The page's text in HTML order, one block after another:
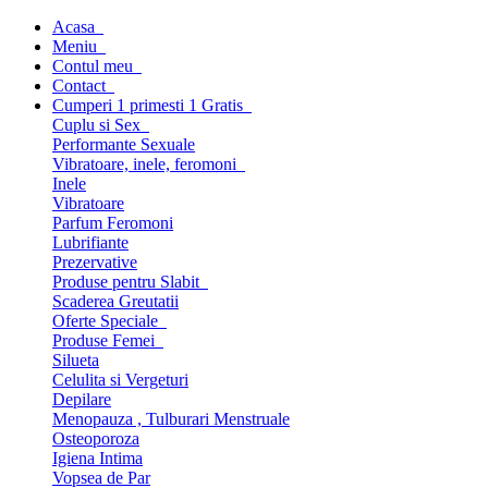
Acasa
Meniu
Contul meu
Contact
Cumperi 1 primesti 1 Gratis
Cuplu si Sex
Performante Sexuale
Vibratoare, inele, feromoni
Inele
Vibratoare
Parfum Feromoni
Lubrifiante
Prezervative
Produse pentru Slabit
Scaderea Greutatii
Oferte Speciale
Produse Femei
Silueta
Celulita si Vergeturi
Depilare
Menopauza , Tulburari Menstruale
Osteoporoza
Igiena Intima
Vopsea de Par